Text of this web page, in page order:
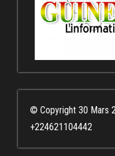
© Copyright 30 Mars
+224621104442